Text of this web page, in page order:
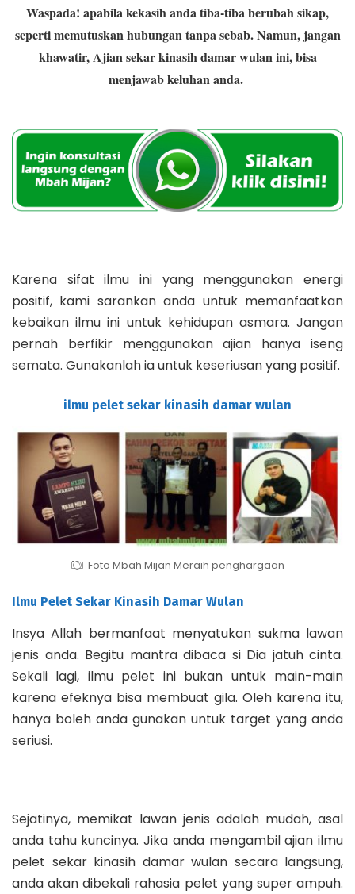
Waspada! apabila kekasih anda tiba-tiba berubah sikap,
seperti memutuskan hubungan tanpa sebab. Namun, jangan
khawatir, Ajian sekar kinasih damar wulan ini, bisa
menjawab keluhan anda.
Karena sifat ilmu ini yang menggunakan energi
positif, kami sarankan anda untuk memanfaatkan
kebaikan ilmu ini untuk kehidupan asmara. Jangan
pernah berfikir menggunakan ajian hanya iseng
semata. Gunakanlah ia untuk keseriusan yang positif.
ilmu pelet sekar kinasih damar wulan
Foto Mbah Mijan Meraih penghargaan
Ilmu Pelet Sekar Kinasih Damar Wulan
Insya Allah bermanfaat menyatukan sukma lawan
jenis anda. Begitu mantra dibaca si Dia jatuh cinta.
Sekali lagi, ilmu pelet ini bukan untuk main-main
karena efeknya bisa membuat gila. Oleh karena itu,
hanya boleh anda gunakan untuk target yang anda
seriusi.
Sejatinya, memikat lawan jenis adalah mudah, asal
anda tahu kuncinya. Jika anda mengambil ajian ilmu
pelet sekar kinasih damar wulan secara langsung,
anda akan dibekali rahasia pelet yang super ampuh.